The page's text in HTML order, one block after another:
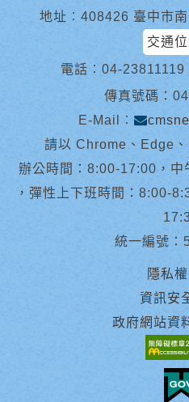
地址︰408426 臺中市
交通
電話︰ 04-23811119
傳真號碼：
E-Mail︰
請以 Chrome、Edge
辦公時間：8:00-17:00，
，彈性上下班時間：8:00-
統一編號：
隱私
資訊安
政府網站資